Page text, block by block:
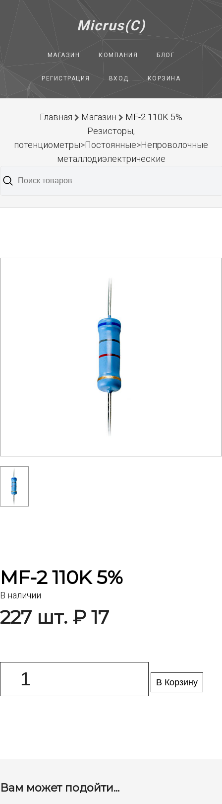
Micrus(C)
МАГАЗИН КОМПАНИЯ БЛОГ
РЕГИСТРАЦИЯ ВХОД КОРЗИНА
Главная Магазин
MF-2 110K 5%
Резисторы,
потенциометры>Постоянные>Непроволочные
металлодиэлектрические
MF-2 110K 5%
В наличии
227 шт. ₽ 17
В Корзину
Вам может подойти...